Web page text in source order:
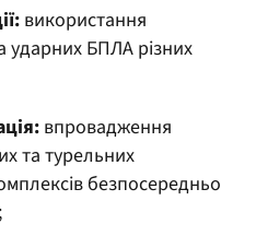
використання
ударних БПЛА різних
впровадження
та турельних
безпосередньо